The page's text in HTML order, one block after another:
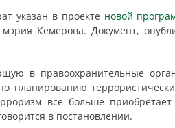
указан в проекте новой
мэрия Кемерова. Документ,
в правоохранительные
планированию
все больше
в постановлении.